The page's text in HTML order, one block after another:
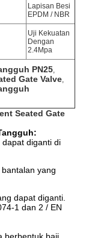
Lapisan Besi
EPDM / NBR
Uji Kekuatan
Dengan
2.4Mpa
PN25,
Gate Valve,
Seated Gate
dapat diganti di
yang
dapat diganti.
1 dan 2 / EN